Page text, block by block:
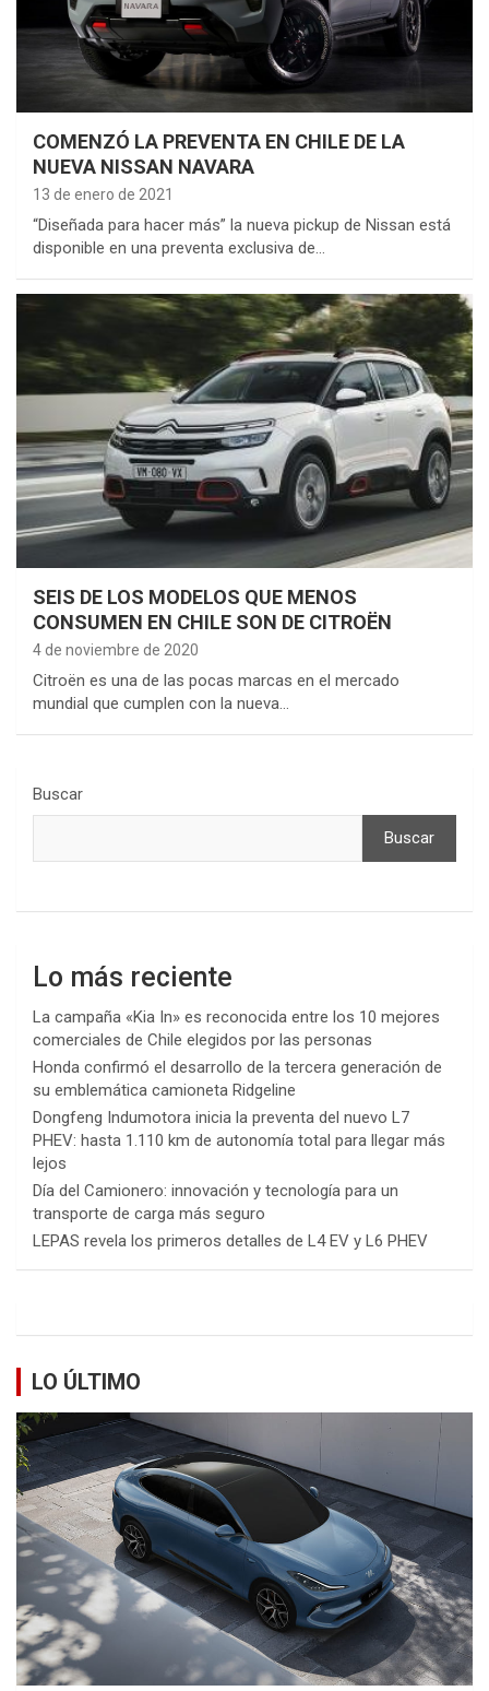
COMENZÓ LA PREVENTA EN CHILE DE LA
NUEVA NISSAN NAVARA
13 de enero de 2021
“Diseñada para hacer más” la nueva pickup de Nissan está
disponible en una preventa exclusiva de…
SEIS DE LOS MODELOS QUE MENOS
CONSUMEN EN CHILE SON DE CITROËN
4 de noviembre de 2020
Citroën es una de las pocas marcas en el mercado
mundial que cumplen con la nueva…
Buscar
Buscar
Lo más reciente
La campaña «Kia In» es reconocida entre los 10 mejores
comerciales de Chile elegidos por las personas
Honda confirmó el desarrollo de la tercera generación de
su emblemática camioneta Ridgeline
Dongfeng Indumotora inicia la preventa del nuevo L7
PHEV: hasta 1.110 km de autonomía total para llegar más
lejos
Día del Camionero: innovación y tecnología para un
transporte de carga más seguro
LEPAS revela los primeros detalles de L4 EV y L6 PHEV
LO ÚLTIMO